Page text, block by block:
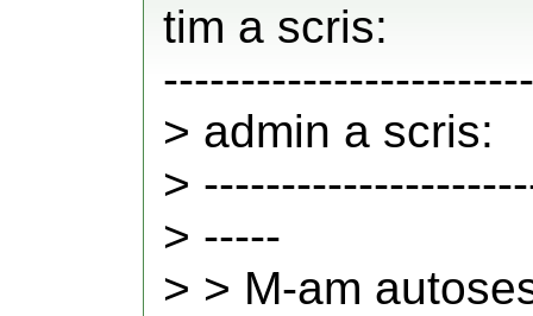
tim a scris:
> admin a scris:
>
> -----
> > M-am